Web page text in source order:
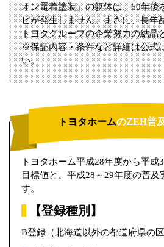
オン電着塗装」の躯体は、60年後
ビが発生しません。まさに、長年
トヨタグループの企業努力の結晶
※保証内容・条件など詳細は公式
い。
トヨタホームのZEH普
トヨタホーム平成28年度から平成
目標値と、平成28～29年度の普
す。
【登録種別】
B登録（北海道以外の都道府県の区